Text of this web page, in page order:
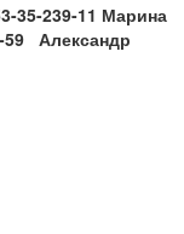
35-239-11 Марина
59 Александр